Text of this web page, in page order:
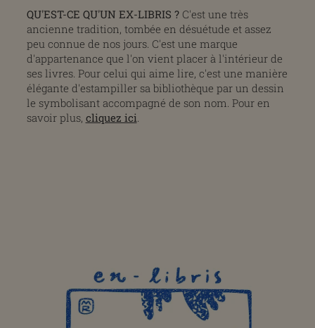
QU'EST-CE QU'UN EX-LIBRIS ?C'est une très
ancienne tradition, tombée en désuétude et assez
peu connue de nos jours. C'est une marque
d'appartenance que l'on vient placer à l'intérieur de
ses livres. Pour celui qui aime lire, c'est une manière
élégante d'estampiller sa bibliothèque par un dessin
le symbolisant accompagné de son nom. Pour en
savoir plus, cliquez ici.